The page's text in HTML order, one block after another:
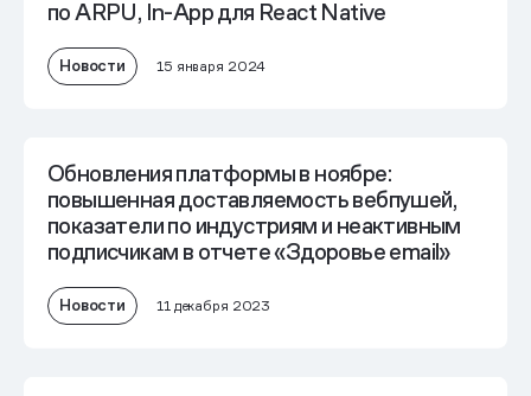
по ARPU, In-App для React Native
Новости 15 января 2024
Обновления платформы в ноябре:
повышенная доставляемость вебпушей,
показатели по индустриям и неактивным
подписчикам в отчете «Здоровье email»
Новости 11 декабря 2023